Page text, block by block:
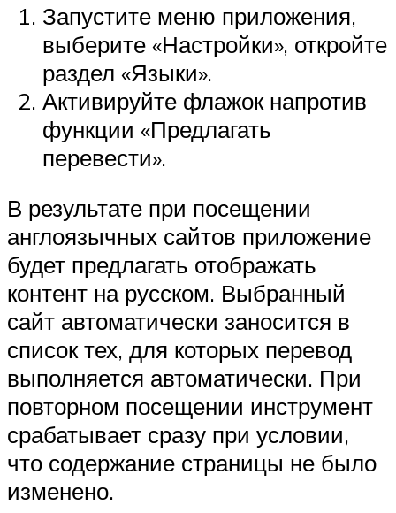
Запустите меню приложения,
выберите «Настройки», откройте
раздел «Языки».
Активируйте флажок напротив
функции «Предлагать
перевести».
В результате при посещении
англоязычных сайтов приложение
будет предлагать отображать
контент на русском. Выбранный
сайт автоматически заносится в
список тех, для которых перевод
выполняется автоматически. При
повторном посещении инструмент
срабатывает сразу при условии,
что содержание страницы не было
изменено.